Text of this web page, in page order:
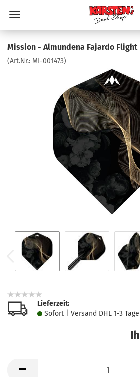
Mission - Almundena Fajardo Flight
(Art.Nr.: MI-001473)
Lieferzeit:
Sofort | Versand DHL 1-3 Tage